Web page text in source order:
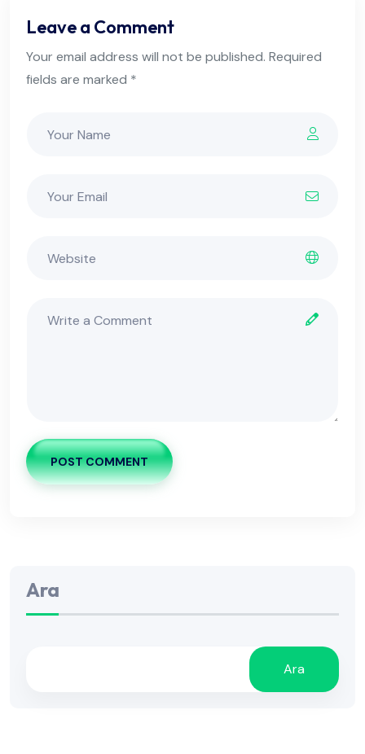
Leave a Comment
Your email address will not be published. Required
fields are marked *
POST COMMENT
Ara
Ara